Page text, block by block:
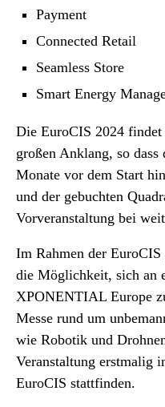
Payment
Connected Retail
Seamless Store
Smart Energy
Die EuroCIS 2024 findet
großen Anklang, so dass
Monate vor dem Start
und der gebuchten
Vorveranstaltung bei
Im Rahmen der
die Möglichkeit, sich an
XPONENTIAL Europe
Messe rund um
wie Robotik und
Veranstaltung erstmalig
EuroCIS stattfinden.